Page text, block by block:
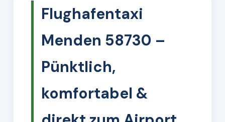
Flughafentaxi
Menden 58730 –
Pünktlich,
komfortabel &